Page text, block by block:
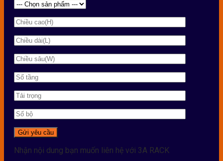
Nhận nội dung bạn muốn liên hệ với 3A RACK